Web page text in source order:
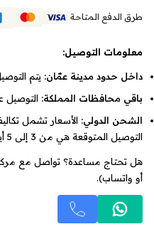
طرق الدفع المتاحة
معلومات التوصيل:
داخل حدود مدينة عمّان: يتم التوصيل
باقي محافظات المملكة: التوصيل
الشحن الدولي: الأسعار تشمل
التوصيل المتوقعة هي من 3 إلى 5 أيام عمل.
هل تحتاج مساعدة؟ تواصل مع
أو واتساب).